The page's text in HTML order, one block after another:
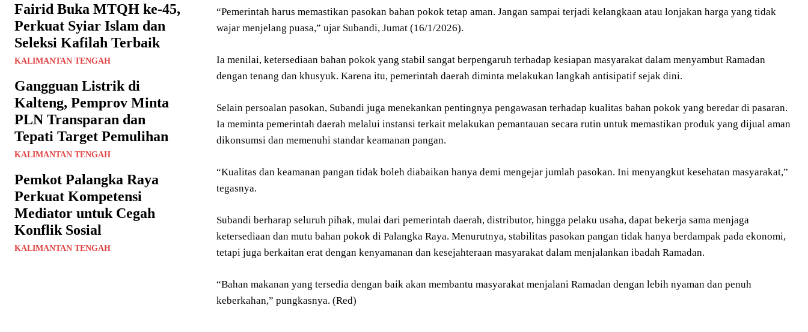
Fairid Buka MTQH ke-45,
Perkuat Syiar Islam dan
Seleksi Kafilah Terbaik
KALIMANTAN TENGAH
Gangguan Listrik di
Kalteng, Pemprov Minta
PLN Transparan dan
Tepati Target Pemulihan
KALIMANTAN TENGAH
Pemkot Palangka Raya
Perkuat Kompetensi
Mediator untuk Cegah
Konflik Sosial
KALIMANTAN TENGAH
“Pemerintah harus memastikan pasokan bahan pokok tetap aman. Jangan sampai terjadi kelangkaan atau lonjakan harga yang tidak
wajar menjelang puasa,” ujar Subandi, Jumat (16/1/2026).
Ia menilai, ketersediaan bahan pokok yang stabil sangat berpengaruh terhadap kesiapan masyarakat dalam menyambut Ramadan
dengan tenang dan khusyuk. Karena itu, pemerintah daerah diminta melakukan langkah antisipatif sejak dini.
Selain persoalan pasokan, Subandi juga menekankan pentingnya pengawasan terhadap kualitas bahan pokok yang beredar di pasaran.
Ia meminta pemerintah daerah melalui instansi terkait melakukan pemantauan secara rutin untuk memastikan produk yang dijual aman
dikonsumsi dan memenuhi standar keamanan pangan.
“Kualitas dan keamanan pangan tidak boleh diabaikan hanya demi mengejar jumlah pasokan. Ini menyangkut kesehatan masyarakat,”
tegasnya.
Subandi berharap seluruh pihak, mulai dari pemerintah daerah, distributor, hingga pelaku usaha, dapat bekerja sama menjaga
ketersediaan dan mutu bahan pokok di Palangka Raya. Menurutnya, stabilitas pasokan pangan tidak hanya berdampak pada ekonomi,
tetapi juga berkaitan erat dengan kenyamanan dan kesejahteraan masyarakat dalam menjalankan ibadah Ramadan.
“Bahan makanan yang tersedia dengan baik akan membantu masyarakat menjalani Ramadan dengan lebih nyaman dan penuh
keberkahan,” pungkasnya. (Red)